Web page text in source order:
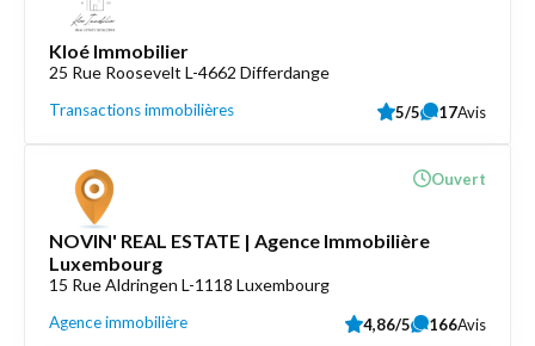
Kloé Immobilier
25 Rue Roosevelt L-4662 Differdange
Transactions immobilières 5/5 17Avis
NOVIN' REAL ESTATE | Agence Immobilière
Luxembourg
15 Rue Aldringen L-1118 Luxembourg
Agence immobilière
Ouvert
4,86/5 166Avis